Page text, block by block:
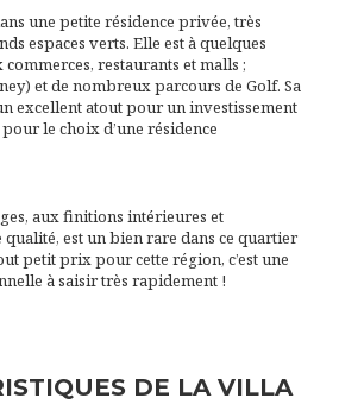
une petite résidence privée, très
espaces verts. Elle est à quelques
restaurants et malls ;
et de nombreux parcours de Golf. Sa
excellent atout pour un investissement
le choix d’une résidence
aux finitions intérieures et
est un bien rare dans ce quartier
petit prix pour cette région, c’est une
à saisir très rapidement !
DE LA VILLA